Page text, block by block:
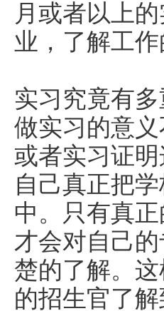
月或者以上
业，了解工
实习究竟有多
做实习的意
或者实习证
自己真正把
中。只有真
才会对自己
楚的了解。
的招生官了